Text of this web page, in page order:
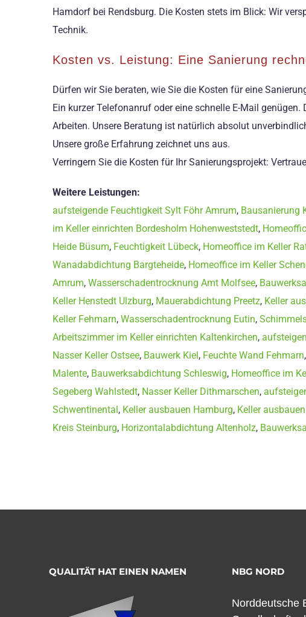
Hamdorf bei Rendsburg. Die Kosten stets im Blick: Wir
Technik.
Kosten vs. Leistung: Eine Sanierung
Dürfen wir Sie beraten, wie Sie die Kosten für eine
Ein kurzer Telefonanruf oder eine schnelle E-Mail
Arbeiten. Unsere Beratung ist natürlich absolut
Unsere große Erfahrung zeichnet uns aus.
Verringern Sie die Kosten für Ihr Sanierungsprojekt:
Weitere Leistungen:
aufsteigende Feuchtigkeit Sylt Föhr Amrum, Bausanierung
im Keller einrichten Bordesholm Hohenweststedt,
Heide Büsum, Feuchtigkeit Lübeck, Homeoffice im Keller
Wanadabdichtung Bargteheide, Homeoffice im Keller
Amrum, Wasserschadentrocknung Amt Molfsee,
Keller Henstedt Ulzburg, Mauerabdichtung Preetz, Keller
Keller Fehmarn, Wasserschadentrocknung Eutin,
Arbeitszimmer im Keller einrichten Kaltenkirchen,
Nasser Keller Ostsee, Bauwerk Kiel, Feuchte Wand Fehmarn,
Malente, Bauwerksabdichtung Schleswig, Homeoffice im
Segeberg Wahlstedt, Nasser Keller Dithmarschen,
Schwentinental, Keller ausbauen Hamburg, Keller
Kreis Steinburg, Horizontalabdichtung Altenholz,
QUALITÄT HAT EINEN NAMEN NBG NORD
Norddeutsche